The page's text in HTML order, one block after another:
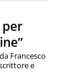
per
Francesco
e